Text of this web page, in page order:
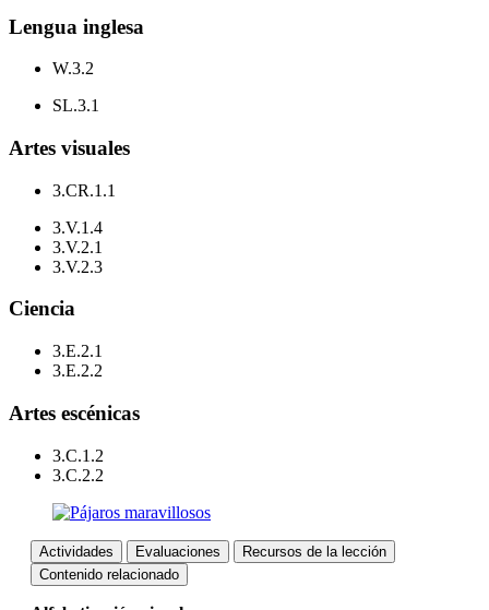
Lengua inglesa
W.3.2
SL.3.1
Artes visuales
3.CR.1.1
3.V.1.4
3.V.2.1
3.V.2.3
Ciencia
3.E.2.1
3.E.2.2
Artes escénicas
3.C.1.2
3.C.2.2
Actividades Evaluaciones
Recursos de la lección
Contenido relacionado